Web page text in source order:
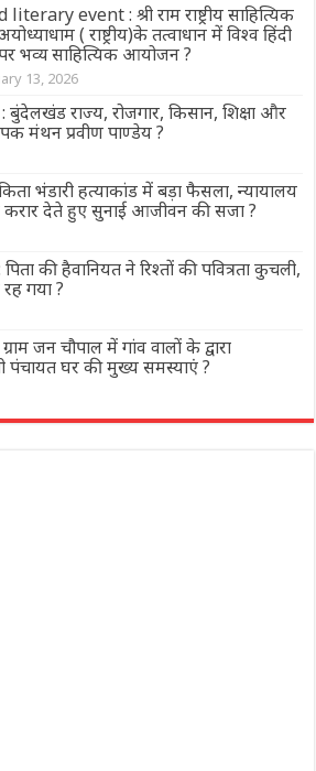
event : श्री राम राष्ट्रीय साहित्यिक
( राष्ट्रीय)के तत्वाधान में विश्व हिंदी
भव्य साहित्यिक आयोजन ?
13, 2026
राज्य, रोजगार, किसान, शिक्षा और
मंथन प्रवीण पाण्डेय ?
भंडारी हत्याकांड में बड़ा फैसला, न्यायालय
करार देते हुए सुनाई आजीवन की सजा ?
की हैवानियत ने रिश्तों की पवित्रता कुचली,
गया ?
जन चौपाल में गांव वालों के द्वारा
पंचायत घर की मुख्य समस्याएं ?